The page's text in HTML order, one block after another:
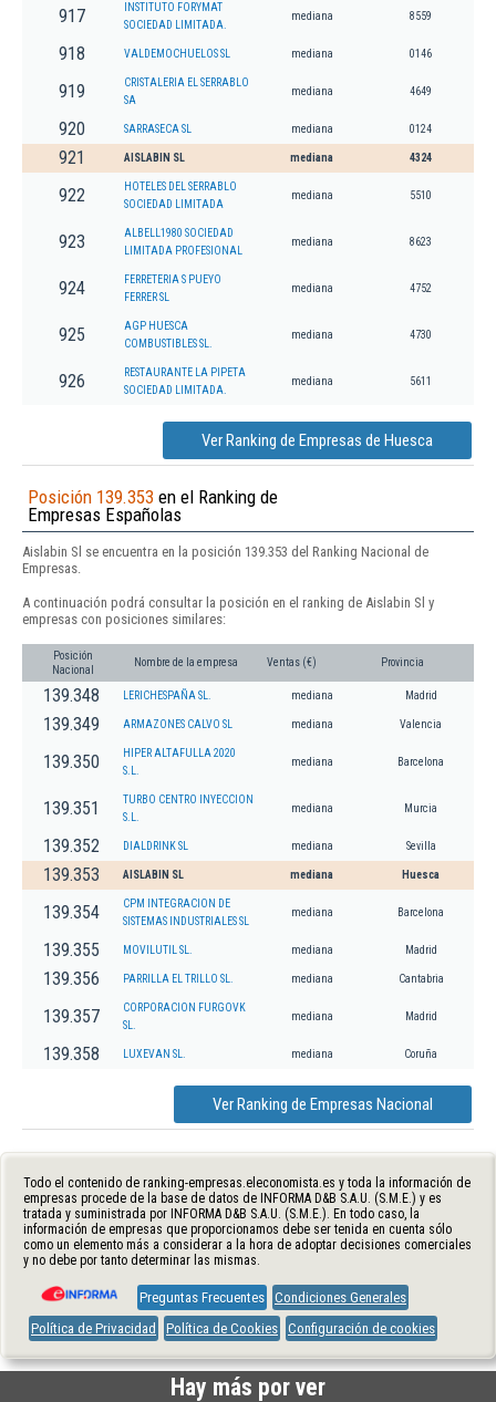
917
INSTITUTO FORYMAT
SOCIEDAD LIMITADA.
mediana 8559
918 VALDEMOCHUELOS SL mediana 0146
919
CRISTALERIA EL SERRABLO
SA
mediana 4649
920 SARRASECA SL mediana 0124
921 AISLABIN SL mediana 4324
922
HOTELES DEL SERRABLO
SOCIEDAD LIMITADA
mediana 5510
923
ALBELL1980 SOCIEDAD
LIMITADA PROFESIONAL
mediana 8623
924
FERRETERIA S PUEYO
FERRER SL
mediana 4752
925
AGP HUESCA
COMBUSTIBLES SL.
mediana 4730
926
RESTAURANTE LA PIPETA
SOCIEDAD LIMITADA.
mediana 5611
Ver Ranking de Empresas de Huesca
Posición 139.353 en el Ranking de
Empresas Españolas
Aislabin Sl se encuentra en la posición 139.353 del Ranking Nacional de
Empresas.
A continuación podrá consultar la posición en el ranking de Aislabin Sl y
empresas con posiciones similares:
Posición
Nacional
Nombre de la empresa Ventas (€) Provincia
139.348 LERICHESPAÑA SL. mediana Madrid
139.349 ARMAZONES CALVO SL mediana Valencia
139.350
HIPER ALTAFULLA 2020
S.L.
mediana Barcelona
139.351
TURBO CENTRO INYECCION
S.L.
mediana Murcia
139.352 DIALDRINK SL mediana Sevilla
139.353 AISLABIN SL mediana Huesca
139.354
CPM INTEGRACION DE
SISTEMAS INDUSTRIALES SL
mediana Barcelona
139.355 MOVILUTIL SL. mediana Madrid
139.356 PARRILLA EL TRILLO SL. mediana Cantabria
139.357
CORPORACION FURGOVK
SL.
mediana Madrid
139.358 LUXEVAN SL. mediana Coruña
Ver Ranking de Empresas Nacional
Todo el contenido de ranking-empresas.eleconomista.es y toda la información de
empresas procede de la base de datos de INFORMA D&B S.A.U. (S.M.E.) y es
tratada y suministrada por INFORMA D&B S.A.U. (S.M.E.). En todo caso, la
información de empresas que proporcionamos debe ser tenida en cuenta sólo
como un elemento más a considerar a la hora de adoptar decisiones comerciales
y no debe por tanto determinar las mismas.
Preguntas Frecuentes Condiciones Generales
Política de Privacidad
Política de Cookies Configuración de cookies
Hay más por ver